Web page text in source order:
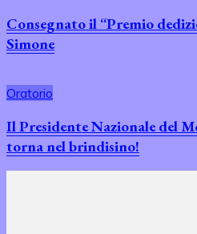
Consegnato il “Premio
Simone
Oratorio
Il Presidente Nazionale del
torna nel brindisino!